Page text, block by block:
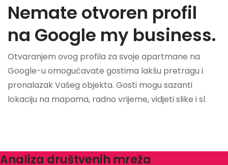
Nemate otvoren profil
na Google my business.
Otvaranjem ovog profila za svoje apartmane na
Google-u omogućavate gostima lakšu pretragu i
pronalazak Vašeg objekta. Gosti mogu sazanti
lokaciju na mapama, radno vrijeme, vidjeti slike i sl.
Analiza društvenih mreža